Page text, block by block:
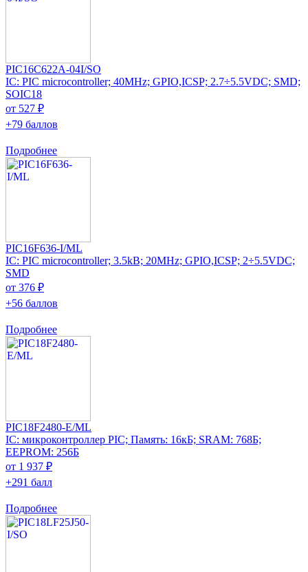
PIC16C622A-04I/SO
IC: PIC microcontroller; 40MHz; GPIO,ICSP; 2.7÷5.5VDC; SMD;
SOIC18
от 527 ₽
+79 баллов
Подробнее
PIC16F636-I/ML
IC: PIC microcontroller; 3.5kB; 20MHz; GPIO,ICSP; 2÷5.5VDC;
SMD
от 376 ₽
+56 баллов
Подробнее
PIC18F2480-E/ML
IC: микроконтроллер PIC; Память: 16кБ; SRAM: 768Б;
EEPROM: 256Б
от 1 937 ₽
+291 балл
Подробнее